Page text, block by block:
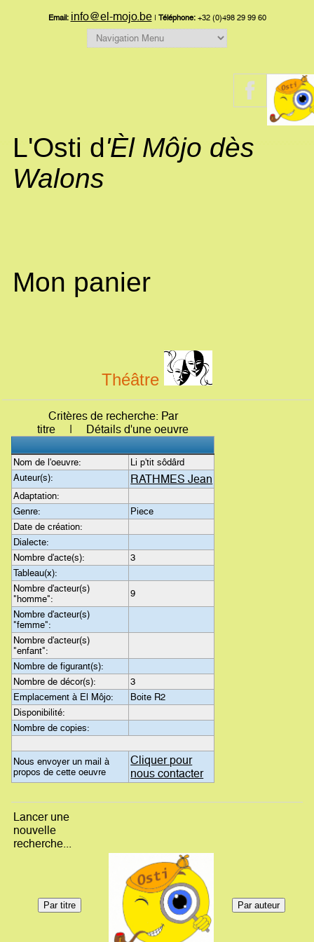
Email: info@el-mojo.be| Téléphone:+32 (0)498 29 99 60
L'Osti d'Èl Môjo dès
Walons
Mon panier
Théâtre
Critères de recherche: Par
titre | Détails d'une oeuvre
Nom de l'oeuvre:
Li p'tit sôdârd
Auteur(s):
RATHMES Jean
Adaptation:
Genre:
Piece
Date de création:
Dialecte:
Nombre d'acte(s):
3
Tableau(x):
Nombre d'acteur(s)
"homme":
9
Nombre d'acteur(s)
"femme":
Nombre d'acteur(s)
"enfant":
Nombre de figurant(s):
Nombre de décor(s):
3
Emplacement à El Môjo:
Boite R2
Disponibilité:
Nombre de copies:
Nous envoyer un mail à
propos de cette oeuvre
Cliquer pour
nous contacter
Lancer une
nouvelle
recherche...